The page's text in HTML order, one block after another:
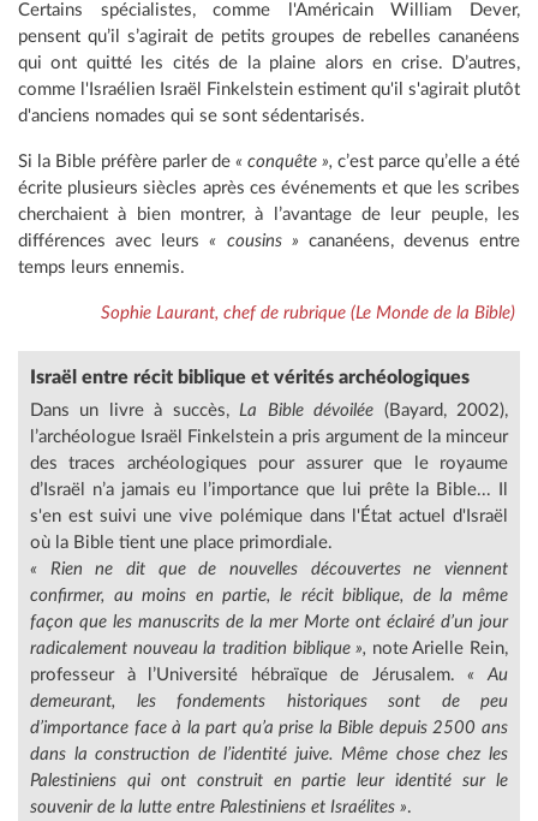
Certains spécialistes, comme l'Américain William Dever,
pensent qu’il s’agirait de petits groupes de rebelles cananéens
qui ont quitté les cités de la plaine alors en crise. D’autres,
comme l'Israélien Israël Finkelstein estiment qu'il s'agirait plutôt
d'anciens nomades qui se sont sédentarisés.
Si la Bible préfère parler de « conquête », c’est parce qu’elle a été
écrite plusieurs siècles après ces événements et que les scribes
cherchaient à bien montrer, à l’avantage de leur peuple, les
différences avec leurs« cousins » cananéens, devenus entre
temps leurs ennemis.
Sophie Laurant, chef de rubrique (Le Monde de la Bible)
Israël entre récit biblique et vérités archéologiques
Dans un livre à succès,La Bible dévoilée (Bayard, 2002),
l’archéologue Israël Finkelstein a pris argument de la minceur
des traces archéologiques pour assurer que le royaume
d’Israël n’a jamais eu l’importance que lui prête la Bible... Il
s'en est suivi une vive polémique dans l'État actuel d'Israël
où la Bible tient une place primordiale.
« Rien ne dit que de nouvelles découvertes ne viennent
confirmer, au moins en partie, le récit biblique, de la même
façon que les manuscrits de la mer Morte ont éclairé d’un jour
radicalement nouveau la tradition biblique », note Arielle Rein,
professeur à l’Université hébraïque de Jérusalem.« Au
demeurant, les fondements historiques sont de peu
d’importance face à la part qu’a prise la Bible depuis 2500 ans
dans la construction de l’identité juive. Même chose chez les
Palestiniens qui ont construit en partie leur identité sur le
souvenir de la lutte entre Palestiniens et Israélites ».